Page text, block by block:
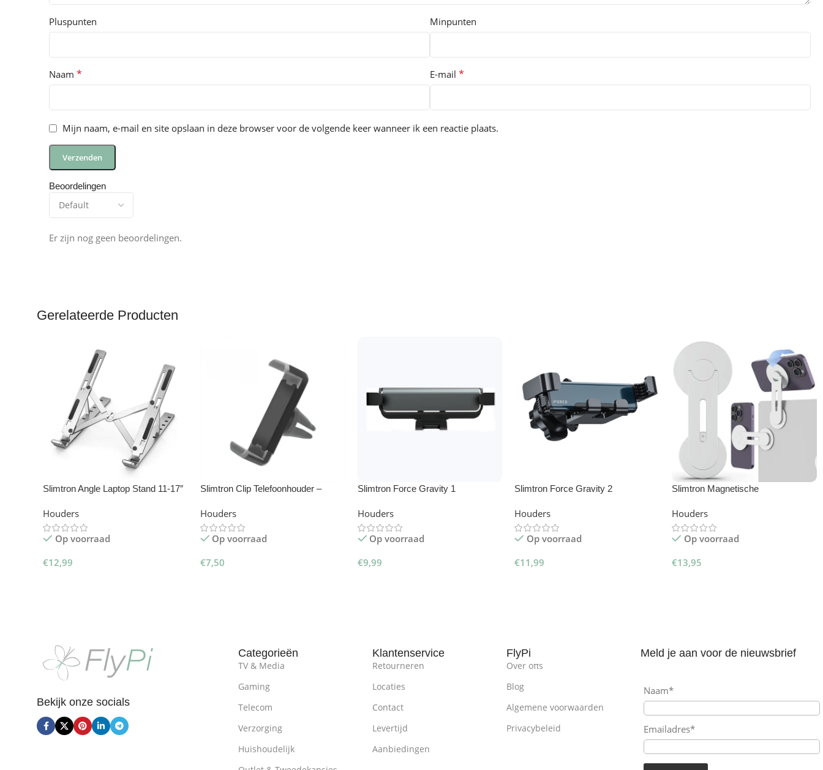
Beoordelingen
Er zijn nog geen beoordelingen.
Pluspunten Minpunten
Naam * E-mail *
Mijn naam, e-mail en site opslaan in deze browser voor de volgende keer wanneer ik een reactie plaats.
Gerelateerde Producten
Slimtron Angle Laptop Stand 11-17″
Houders
Op voorraad
€12,99
Slimtron Clip Telefoonhouder –
Houders
Op voorraad
€7,50
Slimtron Force Gravity 1
Houders
Op voorraad
€9,99
Slimtron Force Gravity 2
Houders
Op voorraad
€11,99
Slimtron Magnetische
Magsafe
Houders
Op voorraad
€13,95
Bekijk onze socials
Categorieën
TV & Media
Gaming
Telecom
Verzorging
Huishoudelijk
Klantenservice
Retourneren
Locaties
Contact
Levertijd
Aanbiedingen
FlyPi
Over oπs
Blog
Algemene voorwaarden
Privacybeleid
Meld je aan voor de nieuwsbrief
Naam*
Emailadres*